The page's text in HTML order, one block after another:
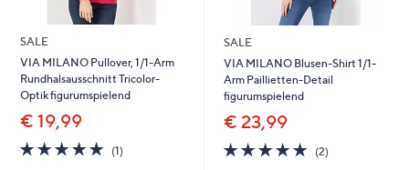
SALE
VIA MILANO Pullover, 1/1-Arm
Rundhalsausschnitt Tricolor-
Optik figurumspielend
€ 19,99
5.0
von
(1)1
SALE
VIA MILANO Blusen-Shirt 1/1-
Arm Paillietten-Detail
figurumspielend
€ 23,99
5.0
von
(2)